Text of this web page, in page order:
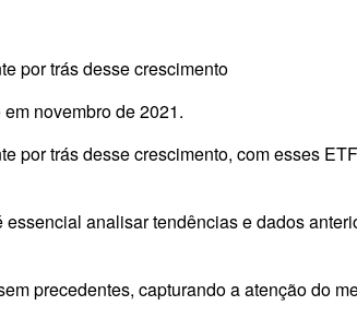
por trás desse crescimento
novembro de 2021.
por trás desse crescimento, com esses
analisar tendências e dados
precedentes, capturando a atenção do